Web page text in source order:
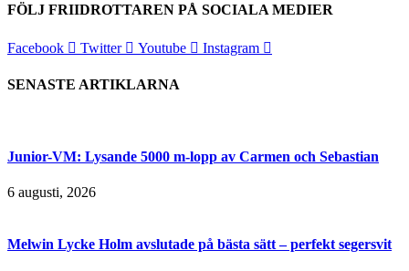
FÖLJ FRIIDROTTAREN PÅ SOCIALA MEDIER
Facebook Twitter Youtube Instagram
SENASTE ARTIKLARNA
Junior-VM: Lysande 5000 m-lopp av Carmen och Sebastian
6 augusti, 2026
Melwin Lycke Holm avslutade på bästa sätt – perfekt segersvit